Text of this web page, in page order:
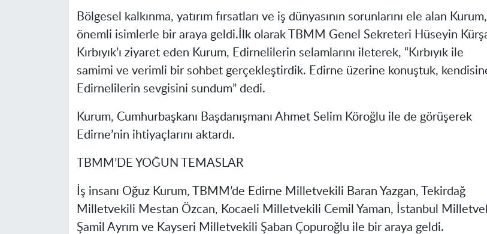
Bölgesel kalkınma, yatırım fırsatları ve iş dünyasının sorunlarını ele alan Kurum,
önemli isimlerle bir araya geldi.İlk olarak TBMM Genel Sekreteri Hüseyin
Kırbıyık’ı ziyaret eden Kurum, Edirnelilerin selamlarını ileterek, “Kırbıyık ile
samimi ve verimli bir sohbet gerçekleştirdik. Edirne üzerine konuştuk,
Edirnelilerin sevgisini sundum” dedi.
Kurum, Cumhurbaşkanı Başdanışmanı Ahmet Selim Köroğlu ile de görüşerek
Edirne’nin ihtiyaçlarını aktardı.
TBMM’DE YOĞUN TEMASLAR
İş insanı Oğuz Kurum, TBMM’de Edirne Milletvekili Baran Yazgan, Tekirdağ
Milletvekili Mestan Özcan, Kocaeli Milletvekili Cemil Yaman, İstanbul
Şamil Ayrım ve Kayseri Milletvekili Şaban Çopuroğlu ile bir araya geldi.